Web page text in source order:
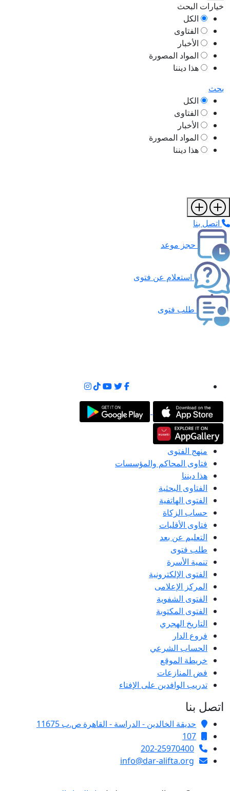
خيارات البحث
الكل
الفتاوى
الأخبار
المواد المصورة
هذا ديننا
بحث
الكل
الفتاوى
الأخبار
المواد المصورة
هذا ديننا
اتصل بنا
حجز موعد
استعلام عن فتوى
طلب فتوى
منهج الفتوى
فتاوى المحاكم والمؤسسات
هذا ديننا
الفتاوى البحثية
الفتوى الهاتفية
حساب الزكاة
فتاوى الأقليات
التعليم عن بعد
طلب فتوى
تنمية الأسرة
الفتوى الإلكترونية
المركز الإعلامى
الفتوى الشفوية
الفتوى المكتوبة
التاريخ الهجري
فروع الدار
الحساب الشرعي
خريطة الموقع
فض المنازعات
تدريب الوافدين على الإفتاء
اتصل بنا
حديقة الخالدين - الدراسة - القاهرة ص.ب 11675
107
202-25970400
info@dar-alifta.org